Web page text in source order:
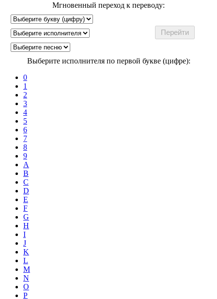
Мгновенный переход к переводу:
Выберите исполнителя по первой букве (цифре):
0
1
2
3
4
5
6
7
8
9
A
B
C
D
E
F
G
H
I
J
K
L
M
N
O
P